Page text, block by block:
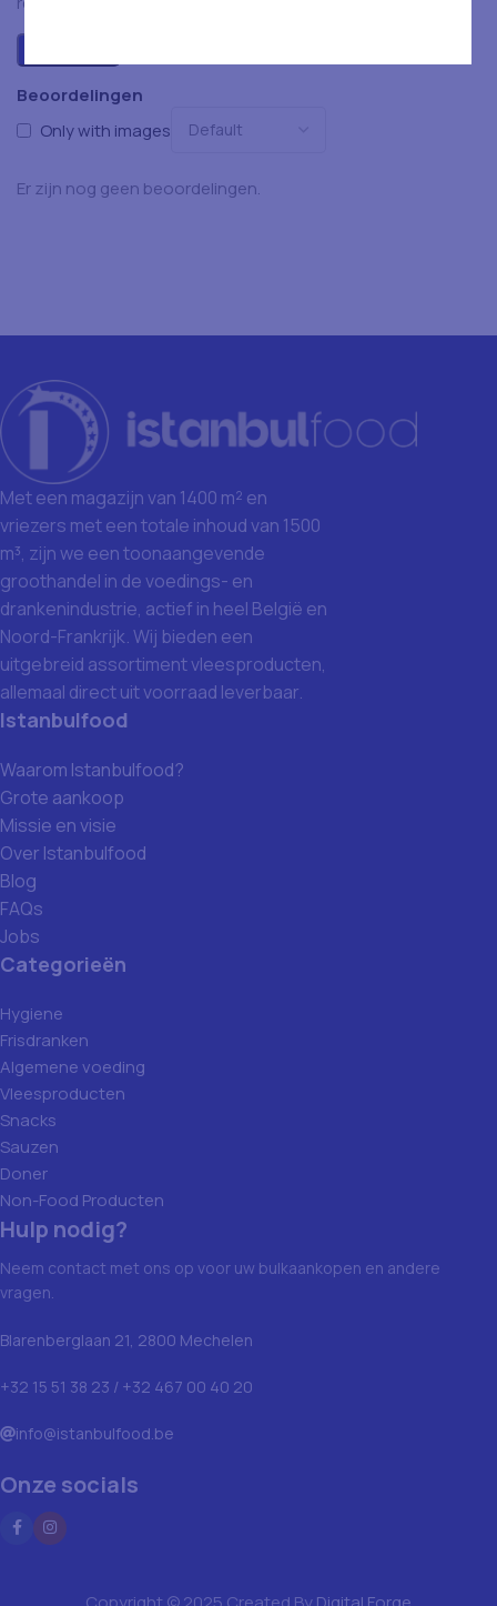
Beoordelingen
Only with images
Er zijn nog geen beoordelingen.
Met een magazijn van 1400 m² en
vriezers met een totale inhoud van 1500
m³, zijn we een toonaangevende
groothandel in de voedings- en
drankenindustrie, actief in heel België en
Noord-Frankrijk. Wij bieden een
uitgebreid assortiment vleesproducten,
allemaal direct uit voorraad leverbaar.
Istanbulfood
Waarom Istanbulfood?
Grote aankoop
Missie en visie
Over Istanbulfood
Blog
FAQs
Jobs
Categorieën
Hygiene
Frisdranken
Algemene voeding
Vleesproducten
Snacks
Sauzen
Doner
Non-Food Producten
Hulp nodig?
Neem contact met ons op voor uw bulkaankopen en andere
vragen.
Blarenberglaan 21, 2800 Mechelen
+32 15 51 38 23 / +32 467 00 40 20
info@istanbulfood.be
Onze socials